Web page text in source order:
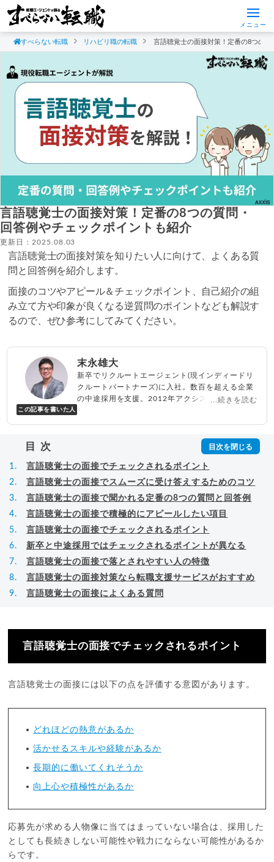
メニュー
すべらない転職 リハビリ職の転職 言語聴覚士の面接対策！定番の8つの
言語聴覚士の面接対策！定番の8つの質問・
回答例やチェックポイントも紹介
更新日：2025.08.03
言語聴覚士の面接対策を知りたい人に向けて、よくある質
問と回答例を紹介します。
面接のコツやアピール＆チェックポイント、自己紹介の組
み立て方や印象が良くなる逆質問のポイントなども解説す
るので、ぜひ参考にしてみてください。
この記事を書いた人
末永雄大
新卒でリクルートエージェント(現インディードリ
クルートパートナーズ)に入社。数百を超える企業
の中途採用を支援。2012年アクシス(株)設立、代
」の総再生回数は2,000
成功する転職面接」「キャリア
ロジック」
▸詳細プロフィール（amazon）
...続きを読む
目次
言語聴覚士の面接でチェックされるポイント
言語聴覚士の面接でスムーズに受け答えするためのコツ
言語聴覚士の面接で聞かれる定番の8つの質問と回答例
言語聴覚士の面接で積極的にアピールしたい項目
言語聴覚士の面接でチェックされるポイント
新卒と中途採用ではチェックされるポイントが異なる
言語聴覚士の面接で落とされやすい人の特徴
言語聴覚士の面接対策なら転職支援サービスがおすすめ
言語聴覚士の面接によくある質問
言語聴覚士の面接でチェックされるポイント
言語聴覚士の面接には以下の点を評価する意図があります。
どれほどの熱意があるか
活かせるスキルや経験があるか
長期的に働いてくれそうか
向上心や積極性があるか
応募先が求める人物像に当てはまっていない場合は、採用した
としても長続きしない可能性や戦力にならない可能性があるか
らです。